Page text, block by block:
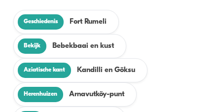
Geschiedenis Fort Rumeli
Bekijk Bebekbaai en kust
Aziatische kant Kandilli en Göksu
Herenhuizen Arnavutköy-punt